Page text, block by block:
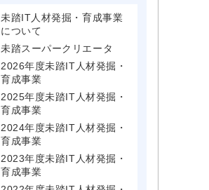
未踏IT人材発掘・育成事業
について
未踏スーパークリエータ
2026年度未踏IT人材発掘・
育成事業
2025年度未踏IT人材発掘・
育成事業
2024年度未踏IT人材発掘・
育成事業
2023年度未踏IT人材発掘・
育成事業